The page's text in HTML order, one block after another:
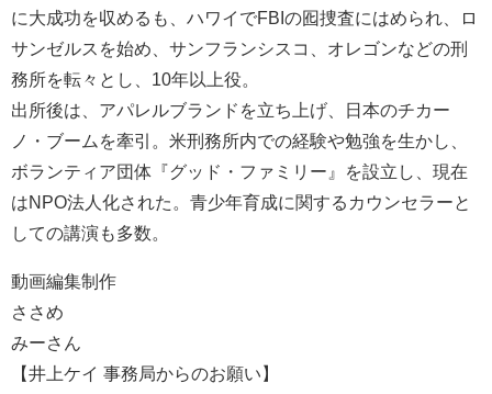
に大成功を収めるも、ハワイでFBIの囮捜査にはめられ、ロ
サンゼルスを始め、サンフランシスコ、オレゴンなどの刑
務所を転々とし、10年以上役。
出所後は、アパレルブランドを立ち上げ、日本のチカー
ノ・ブームを牽引。米刑務所内での経験や勉強を生かし、
ボランティア団体『グッド・ファミリー』を設立し、現在
はNPO法人化された。青少年育成に関するカウンセラーと
しての講演も多数。
動画編集制作
ささめ
みーさん
【井上ケイ 事務局からのお願い】